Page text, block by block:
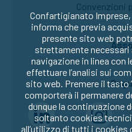
Convenzioni
Confartigianato
informa che previa
presente sito web
strettamente necessari
navigazione in linea con
effettuare l’analisi sui
sito web. Premere il tasto
comporterà il permanere
dunque la continuazione
soltanto cookies
all’utilizzo di tutti i cookies